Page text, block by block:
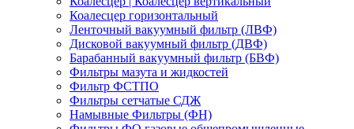
Коалесцер горизонтальный
Ленточный вакуумный фильтр (ЛВФ)
Дисковой вакуумный фильтр (ДВФ)
Барабанный вакуумный фильтр (БВФ)
Фильтры мазута и жидкостей
Фильтр ФСТПО
Фильтры сетчатые СДЖ
Намывные Фильтры (ФН)